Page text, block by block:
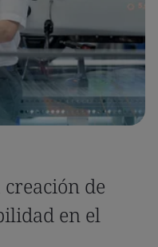
de
en el